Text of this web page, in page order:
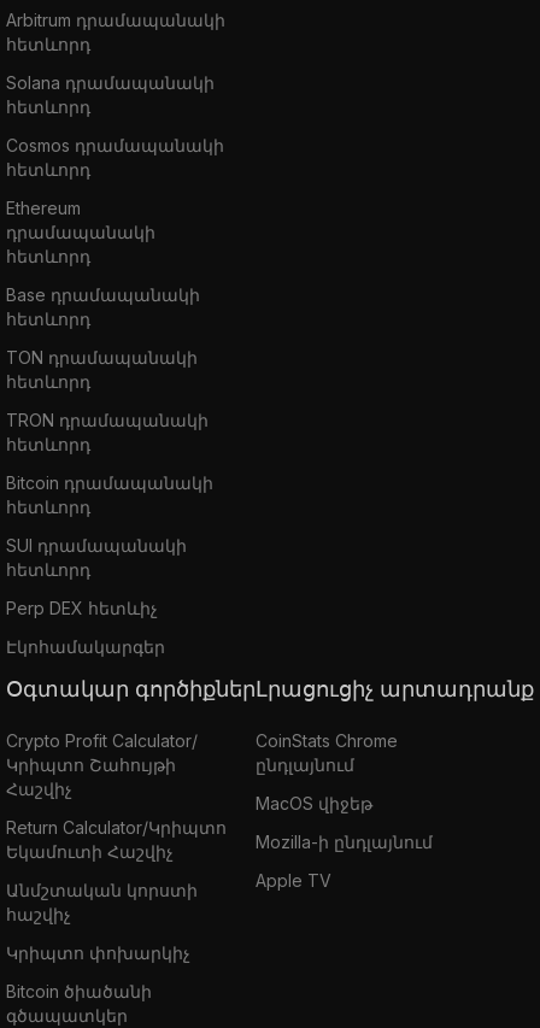
Arbitrum դրամապանակի
հետևորդ
Solana դրամապանակի
հետևորդ
Cosmos դրամապանակի
հետևորդ
Ethereum
դրամապանակի
հետևորդ
Base դրամապանակի
հետևորդ
TON դրամապանակի
հետևորդ
TRON դրամապանակի
հետևորդ
Bitcoin դրամապանակի
հետևորդ
SUI դրամապանակի
հետևորդ
Perp DEX հետևիչ
Էկոհամակարգեր
Օգտակար գործիքներ
Crypto Profit Calculator/
Կրիպտո Շահույթի
Հաշվիչ
Return Calculator/Կրիպտո
Եկամուտի Հաշվիչ
Անմշտական կորստի
հաշվիչ
Կրիպտո փոխարկիչ
Bitcoin ծիածանի
գծապատկեր
Լրացուցիչ արտադրանք
CoinStats Chrome
ընդլայնում
MacOS վիջեթ
Mozilla-ի ընդլայնում
Apple TV